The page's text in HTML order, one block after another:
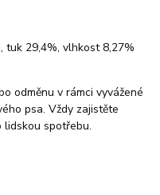
tuk 29,4%, vlhkost 8,27%
odměnu v rámci vyvážené
psa. Vždy zajistěte
lidskou spotřebu.